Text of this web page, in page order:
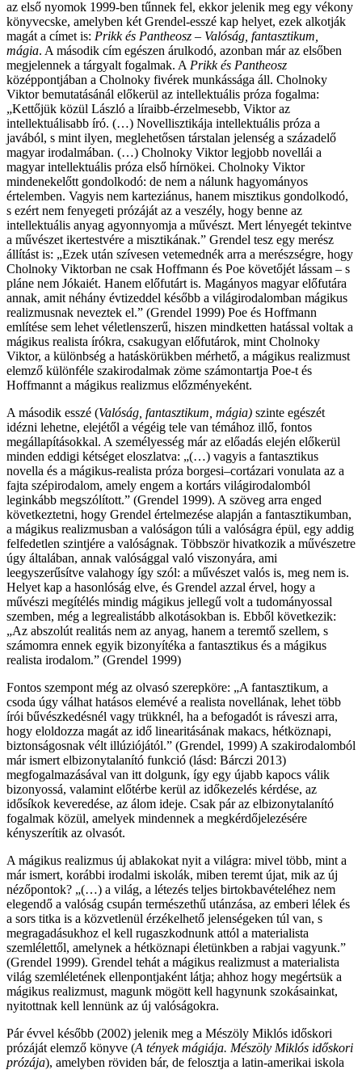
az első nyomok 1999-ben tűnnek fel, ekkor jelenik meg egy vékony
könyvecske, amelyben két Grendel-esszé kap helyet, ezek alkotják
magát a címet is: Prikk és Pantheosz – Valóság, fantasztikum,
mágia. A második cím egészen árulkodó, azonban már az elsőben
megjelennek a tárgyalt fogalmak. A Prikk és Pantheosz
középpontjában a Cholnoky fivérek munkássága áll. Cholnoky
Viktor bemutatásánál előkerül az intellektuális próza fogalma:
„Kettőjük közül László a líraibb-érzelmesebb, Viktor az
intellektuálisabb író. (…) Novellisztikája intellektuális próza a
javából, s mint ilyen, meglehetősen társtalan jelenség a századelő
magyar irodalmában. (…) Cholnoky Viktor legjobb novellái a
magyar intellektuális próza első hírnökei. Cholnoky Viktor
mindenekelőtt gondolkodó: de nem a nálunk hagyományos
értelemben. Vagyis nem karteziánus, hanem misztikus gondolkodó,
s ezért nem fenyegeti prózáját az a veszély, hogy benne az
intellektuális anyag agyonnyomja a művészt. Mert lényegét tekintve
a művészet ikertestvére a misztikának.” Grendel tesz egy merész
állítást is: „Ezek után szívesen vetemednék arra a merészségre, hogy
Cholnoky Viktorban ne csak Hoffmann és Poe követőjét lássam – s
pláne nem Jókaiét. Hanem előfutárt is. Magányos magyar előfutára
annak, amit néhány évtizeddel később a világirodalomban mágikus
realizmusnak neveztek el.” (Grendel 1999) Poe és Hoffmann
említése sem lehet véletlenszerű, hiszen mindketten hatással voltak a
mágikus realista írókra, csakugyan előfutárok, mint Cholnoky
Viktor, a különbség a hatáskörükben mérhető, a mágikus realizmust
elemző különféle szakirodalmak zöme számontartja Poe-t és
Hoffmannt a mágikus realizmus előzményeként.
A második esszé (Valóság, fantasztikum, mágia) szinte egészét
idézni lehetne, elejétől a végéig tele van témához illő, fontos
megállapításokkal. A személyesség már az előadás elején előkerül
minden eddigi kétséget eloszlatva: „(…) vagyis a fantasztikus
novella és a mágikus-realista próza borgesi–cortázari vonulata az a
fajta szépirodalom, amely engem a kortárs világirodalomból
leginkább megszólított.” (Grendel 1999). A szöveg arra enged
következtetni, hogy Grendel értelmezése alapján a fantasztikumban,
a mágikus realizmusban a valóságon túli a valóságra épül, egy addig
felfedetlen szintjére a valóságnak. Többször hivatkozik a művészetre
úgy általában, annak valósággal való viszonyára, ami
leegyszerűsítve valahogy így szól: a művészet valós is, meg nem is.
Helyet kap a hasonlóság elve, és Grendel azzal érvel, hogy a
művészi megítélés mindig mágikus jellegű volt a tudományossal
szemben, még a legrealistább alkotásokban is. Ebből következik:
„Az abszolút realitás nem az anyag, hanem a teremtő szellem, s
számomra ennek egyik bizonyítéka a fantasztikus és a mágikus
realista irodalom.” (Grendel 1999)
Fontos szempont még az olvasó szerepköre: „A fantasztikum, a
csoda úgy válhat hatásos elemévé a realista novellának, lehet több
írói bűvészkedésnél vagy trükknél, ha a befogadót is ráveszi arra,
hogy eloldozza magát az idő linearitásának makacs, hétköznapi,
biztonságosnak vélt illúziójától.” (Grendel, 1999) A szakirodalomból
már ismert elbizonytalanító funkció (lásd: Bárczi 2013)
megfogalmazásával van itt dolgunk, így egy újabb kapocs válik
bizonyossá, valamint előtérbe kerül az időkezelés kérdése, az
idősíkok keveredése, az álom ideje. Csak pár az elbizonytalanító
fogalmak közül, amelyek mindennek a megkérdőjelezésére
kényszerítik az olvasót.
A mágikus realizmus új ablakokat nyit a világra: mivel több, mint a
már ismert, korábbi irodalmi iskolák, miben teremt újat, mik az új
nézőpontok? „(…) a világ, a létezés teljes birtokbavételéhez nem
elegendő a valóság csupán természethű utánzása, az emberi lélek és
a sors titka is a közvetlenül érzékelhető jelenségeken túl van, s
megragadásukhoz el kell rugaszkodnunk attól a materialista
szemlélettől, amelynek a hétköznapi életünkben a rabjai vagyunk.”
(Grendel 1999). Grendel tehát a mágikus realizmust a materialista
világ szemléletének ellenpontjaként látja; ahhoz hogy megértsük a
mágikus realizmust, magunk mögött kell hagynunk szokásainkat,
nyitottnak kell lennünk az új valóságokra.
Pár évvel később (2002) jelenik meg a Mészöly Miklós időskori
prózáját elemző könyve (A tények mágiája. Mészöly Miklós időskori
prózája), amelyben röviden bár, de felosztja a latin-amerikai iskola